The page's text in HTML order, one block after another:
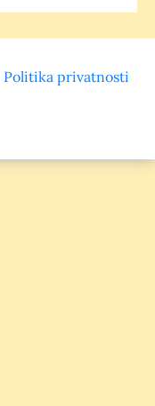
Politika privatnosti